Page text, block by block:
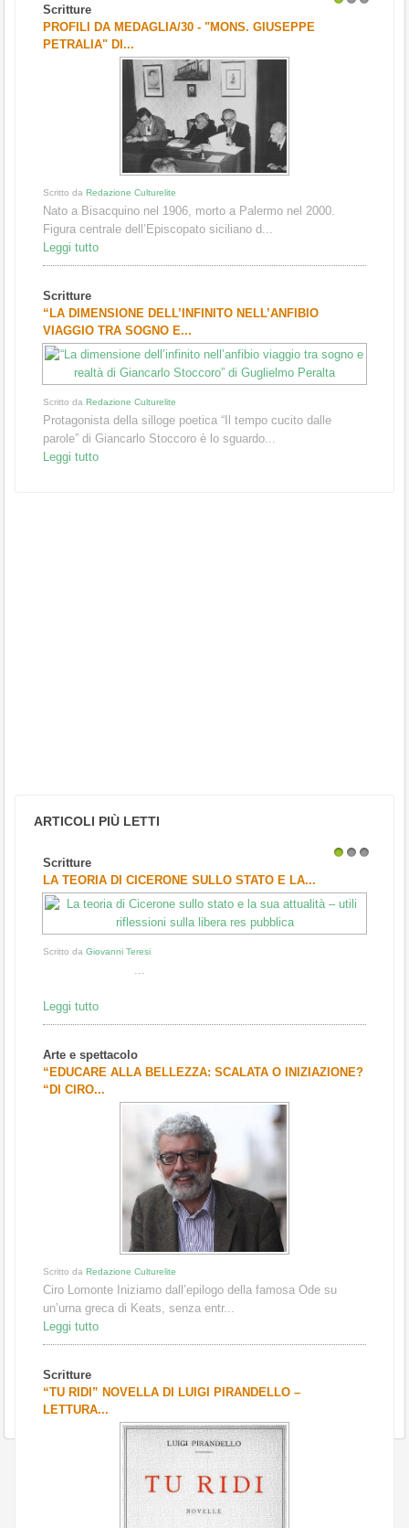
Scritture
PROFILI DA MEDAGLIA/30 - "MONS. GIUSEPPE
PETRALIA" DI...
Scritto da Redazione Culturelite
Nato a Bisacquino nel 1906, morto a Palermo nel 2000.
Figura centrale dell’Episcopato siciliano d...
Leggi tutto
Scritture
“LA DIMENSIONE DELL’INFINITO NELL’ANFIBIO
VIAGGIO TRA SOGNO E...
Scritto da Redazione Culturelite
Protagonista della silloge poetica “Il tempo cucito dalle
parole” di Giancarlo Stoccoro è lo sguardo...
Leggi tutto
ARTICOLI PIÙ LETTI
Scritture
LA TEORIA DI CICERONE SULLO STATO E LA...
Scritto da Giovanni Teresi
...
Leggi tutto
Arte e spettacolo
“EDUCARE ALLA BELLEZZA: SCALATA O INIZIAZIONE?
“DI CIRO...
Scritto da Redazione Culturelite
Ciro Lomonte Iniziamo dall’epilogo della famosa Ode su
un’urna greca di Keats, senza entr...
Leggi tutto
Scritture
“TU RIDI” NOVELLA DI LUIGI PIRANDELLO –
LETTURA...